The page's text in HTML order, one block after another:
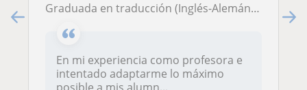
Graduada en traducción (Inglés-Alemán) con más de cinco años de experiencia dando clases de inglés para todos los niveles.
En mi experiencia como profesora e
intentado adaptarme lo máximo